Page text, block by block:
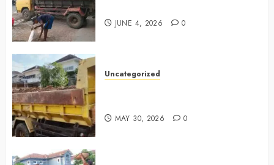
JUNE 4, 2026 0
Uncategorized
MAY 30, 2026 0